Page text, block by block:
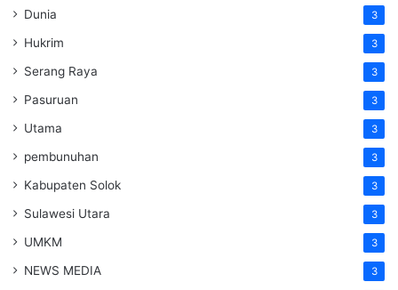
Dunia 3
Hukrim 3
Serang Raya 3
Pasuruan 3
Utama 3
pembunuhan 3
Kabupaten Solok 3
Sulawesi Utara 3
UMKM 3
NEWS MEDIA 3